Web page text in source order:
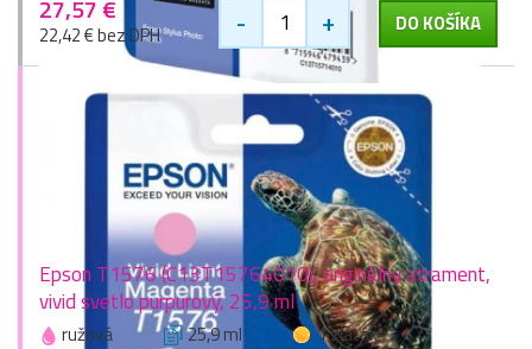
27,57 €
22,42 € bez DPH - + DO KOŠÍKA
Epson T1576 (C13T15764010), originálny atrament,
vivid svetlo purpurový, 25,9 ml
ružová 25,9 ml
1 zlaťák